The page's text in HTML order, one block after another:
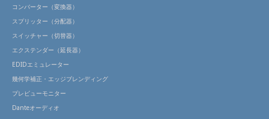
コンバーター（変換器）
スプリッター（分配器）
スイッチャー（切替器）
エクステンダー（延長器）
EDIDエミュレーター
幾何学補正・エッジブレンディング
プレビューモニター
Danteオーディオ